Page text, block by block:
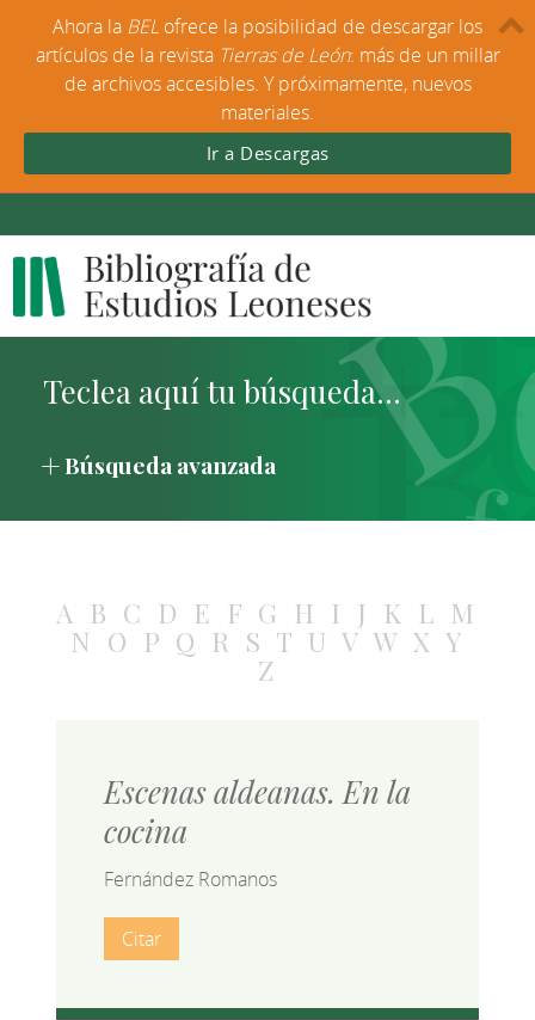
Búsqueda avanzada
A B C D E F G H I J K L M
N O P Q R S T U V W X Y
Z
Escenas aldeanas. En la
cocina
Fernández Romanos
Citar
Ahora la BEL ofrece la posibilidad de descargar los
artículos de la revista Tierras de León: más de un millar
de archivos accesibles. Y próximamente, nuevos
materiales.
Ir a Descargas